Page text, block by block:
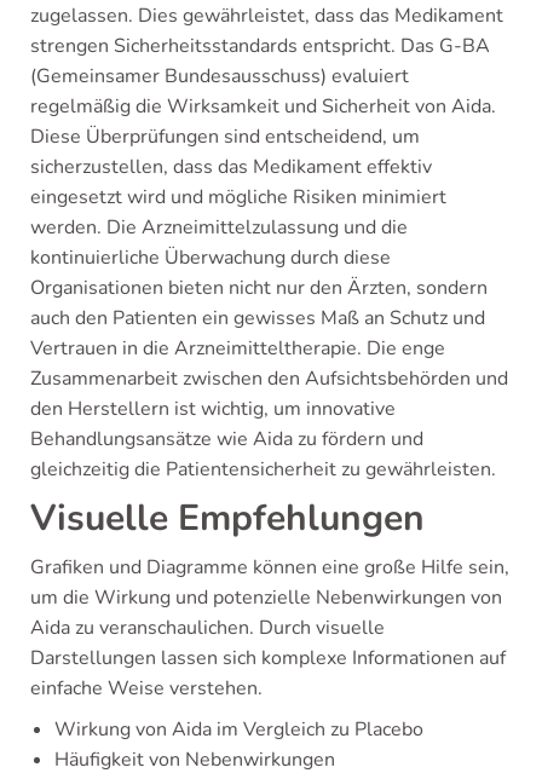
zugelassen. Dies gewährleistet, dass das Medikament
strengen Sicherheitsstandards entspricht. Das G-BA
(Gemeinsamer Bundesausschuss) evaluiert
regelmäßig die Wirksamkeit und Sicherheit von Aida.
Diese Überprüfungen sind entscheidend, um
sicherzustellen, dass das Medikament effektiv
eingesetzt wird und mögliche Risiken minimiert
werden. Die Arzneimittelzulassung und die
kontinuierliche Überwachung durch diese
Organisationen bieten nicht nur den Ärzten, sondern
auch den Patienten ein gewisses Maß an Schutz und
Vertrauen in die Arzneimitteltherapie. Die enge
Zusammenarbeit zwischen den Aufsichtsbehörden und
den Herstellern ist wichtig, um innovative
Behandlungsansätze wie Aida zu fördern und
gleichzeitig die Patientensicherheit zu gewährleisten.
Visuelle Empfehlungen
Grafiken und Diagramme können eine große Hilfe sein,
um die Wirkung und potenzielle Nebenwirkungen von
Aida zu veranschaulichen. Durch visuelle
Darstellungen lassen sich komplexe Informationen auf
einfache Weise verstehen.
Wirkung von Aida im Vergleich zu Placebo
Häufigkeit von Nebenwirkungen